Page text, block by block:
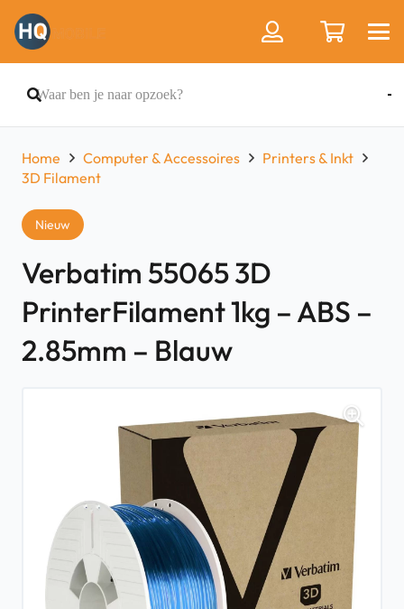
Home Computer & Accessoires
Printers & Inkt
3D Filament
Nieuw
Verbatim 55065 3D
PrinterFilament 1kg – ABS –
2.85mm – Blauw